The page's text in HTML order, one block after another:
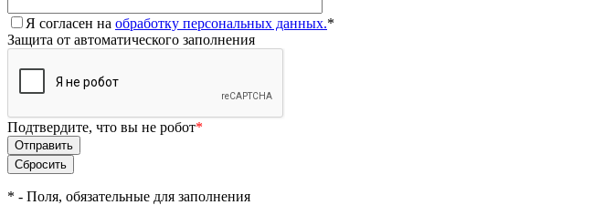
Я согласен на обработку персональных данных.*
Защита от автоматического заполнения
Подтвердите, что вы не робот*
* - Поля, обязательные для заполнения